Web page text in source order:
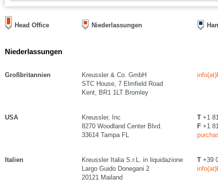
Head Office Niederlassungen
Niederlassungen
Großbritannien
Kreussler & Co. GmbH
STC House, 7 Elmfield Road
Kent, BR1 1LT Bromley
USA
Kreussler, Inc
8270 Woodland Center Blvd.
33614 Tampa FL
T +1
F +1
Italien
Kreussler Italia S.r.L. in liquidazione
Largo Guido Donegani 2
20121 Mailand
T +39